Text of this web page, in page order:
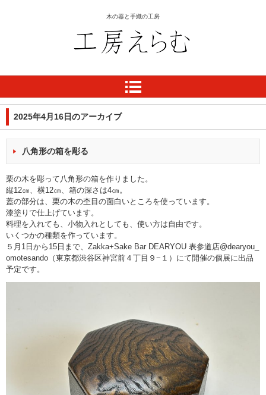
木の器と手織の工房
2025年4月16日のアーカイブ
八角形の箱を彫る
栗の木を彫って八角形の箱を作りました。
縦12㎝、横12㎝、箱の深さは4㎝。
蓋の部分は、栗の木の杢目の面白いところを使っています。
漆塗りで仕上げています。
料理を入れても、小物入れとしても、使い方は自由です。
いくつかの種類を作っています。
５月1日から15日まで、Zakka+Sake Bar DEARYOU 表参道店@dearyou_
omotesando（東京都渋谷区神宮前４丁目９−１）にて開催の個展に出品
予定です。